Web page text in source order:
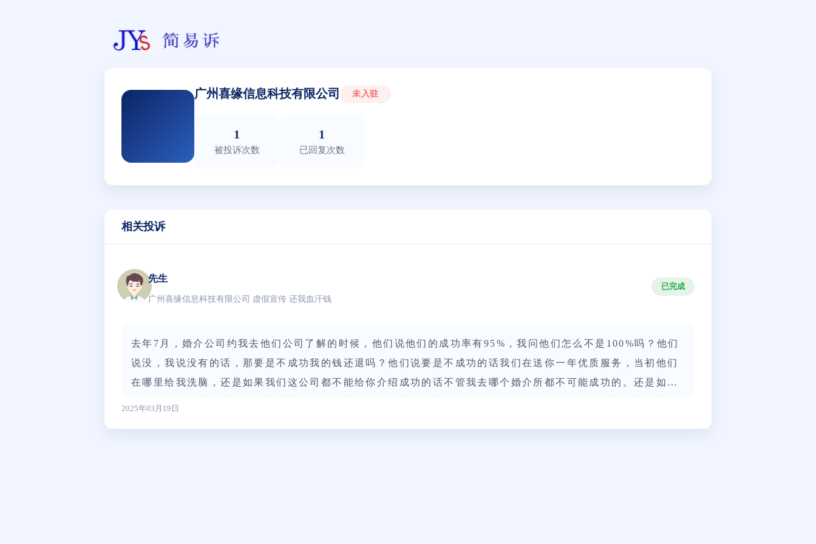
广州喜缘信息科技有限公司 未入驻
1
被投诉次数
1
已回复次数
相关投诉
先生
广州喜缘信息科技有限公司 虚假宣传 还我血汗钱
已完成
去年7月，婚介公司约我去他们公司了解的时候，他们说他们的成功率有95%，我问他们怎么不是100%吗？他们
说没，我说没有的话，那要是不成功我的钱还退吗？他们说要是不成功的话我们在送你一年优质服务，当初他们
在哪里给我洗脑，还是如果我们这公司都不能给你介绍成功的话不管我去哪个婚介所都不可能成功的。还是如果
2025年03月19日